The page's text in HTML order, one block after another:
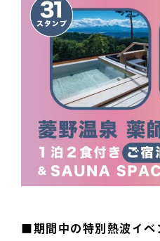
■期間中の特別熱波イベ